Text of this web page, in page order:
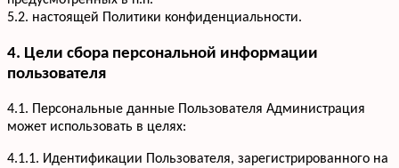
5.2. настоящей Политики конфиденциальности.
4. Цели сбора персональной информации
пользователя
4.1. Персональные данные Пользователя Администрация
может использовать в целях:
4.1.1. Идентификации Пользователя, зарегистрированного на